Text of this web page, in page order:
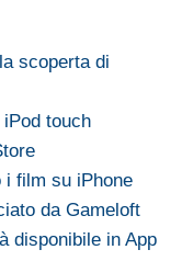
scoperta di
touch
i film su iPhone
da Gameloft
disponibile in App